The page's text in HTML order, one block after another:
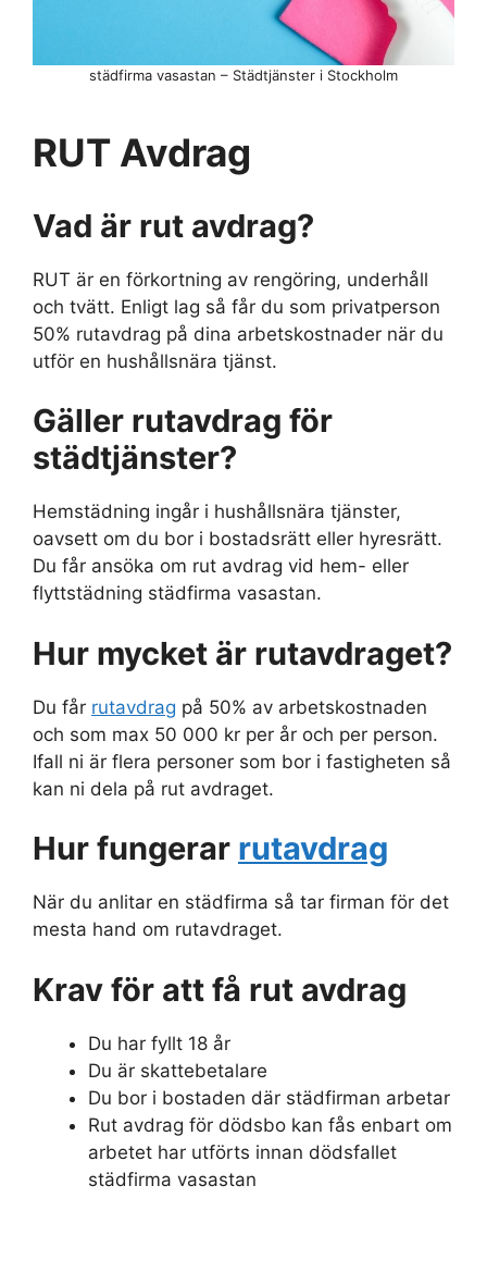
RUT Avdrag
Vad är rut avdrag?
RUT är en förkortning av rengöring, underhåll
och tvätt. Enligt lag så får du som privatperson
50% rutavdrag på dina arbetskostnader när du
utför en hushållsnära tjänst.
Gäller rutavdrag för
städtjänster?
Hemstädning ingår i hushållsnära tjänster,
oavsett om du bor i bostadsrätt eller hyresrätt.
Du får ansöka om rut avdrag vid hem- eller
flyttstädning städfirma vasastan.
Hur mycket är rutavdraget?
Du får rutavdrag på 50% av arbetskostnaden
och som max 50 000 kr per år och per person.
Ifall ni är flera personer som bor i fastigheten så
kan ni dela på rut avdraget.
Hur fungerar rutavdrag
När du anlitar en städfirma så tar firman för det
mesta hand om rutavdraget.
Krav för att få rut avdrag
Du har fyllt 18 år
Du är skattebetalare
Du bor i bostaden där städfirman arbetar
Rut avdrag för dödsbo kan fås enbart om
arbetet har utförts innan dödsfallet
städfirma vasastan
städfirma vasastan – Städtjänster i Stockholm